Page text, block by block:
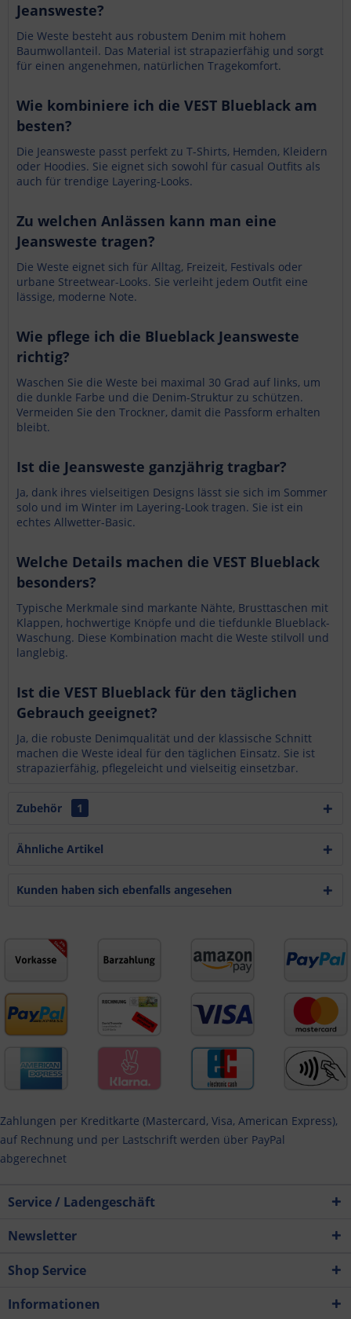
Jeansweste?
Die Weste besteht aus robustem Denim mit hohem
Baumwollanteil. Das Material ist strapazierfähig und sorgt
für einen angenehmen, natürlichen Tragekomfort.
Wie kombiniere ich die VEST Blueblack am
besten?
Die Jeansweste passt perfekt zu T-Shirts, Hemden, Kleidern
oder Hoodies. Sie eignet sich sowohl für casual Outfits als
auch für trendige Layering-Looks.
Zu welchen Anlässen kann man eine
Jeansweste tragen?
Die Weste eignet sich für Alltag, Freizeit, Festivals oder
urbane Streetwear-Looks. Sie verleiht jedem Outfit eine
lässige, moderne Note.
Wie pflege ich die Blueblack Jeansweste
richtig?
Waschen Sie die Weste bei maximal 30 Grad auf links, um
die dunkle Farbe und die Denim-Struktur zu schützen.
Vermeiden Sie den Trockner, damit die Passform erhalten
bleibt.
Ist die Jeansweste ganzjährig tragbar?
Ja, dank ihres vielseitigen Designs lässt sie sich im Sommer
solo und im Winter im Layering-Look tragen. Sie ist ein
echtes Allwetter-Basic.
Welche Details machen die VEST Blueblack
besonders?
Typische Merkmale sind markante Nähte, Brusttaschen mit
Klappen, hochwertige Knöpfe und die tiefdunkle Blueblack-
Waschung. Diese Kombination macht die Weste stilvoll und
langlebig.
Ist die VEST Blueblack für den täglichen
Gebrauch geeignet?
Ja, die robuste Denimqualität und der klassische Schnitt
machen die Weste ideal für den täglichen Einsatz. Sie ist
strapazierfähig, pflegeleicht und vielseitig einsetzbar.
Zubehör 1
Ähnliche Artikel
Kunden haben sich ebenfalls angesehen
Zahlungen per Kreditkarte (Mastercard, Visa, American Express),
auf Rechnung und per Lastschrift werden über PayPal
abgerechnet
Service / Ladengeschäft
Newsletter
Shop Service
Informationen